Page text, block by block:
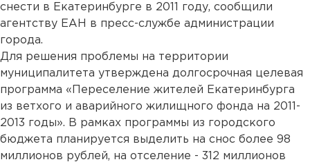
снести в Екатеринбурге в 2011 году, сообщили
агентству ЕАН в пресс-службе администрации
города.
Для решения проблемы на территории
муниципалитета утверждена долгосрочная целевая
программа «Переселение жителей Екатеринбурга
из ветхого и аварийного жилищного фонда на 2011-
2013 годы». В рамках программы из городского
бюджета планируется выделить на снос более 98
миллионов рублей, на отселение - 312 миллионов